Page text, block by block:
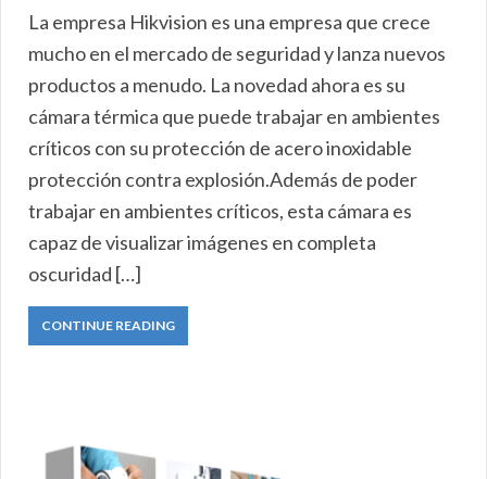
La empresa Hikvision es una empresa que crece
mucho en el mercado de seguridad y lanza nuevos
productos a menudo. La novedad ahora es su
cámara térmica que puede trabajar en ambientes
críticos con su protección de acero inoxidable
protección contra explosión.Además de poder
trabajar en ambientes críticos, esta cámara es
capaz de visualizar imágenes en completa
oscuridad […]
CONTINUE READING